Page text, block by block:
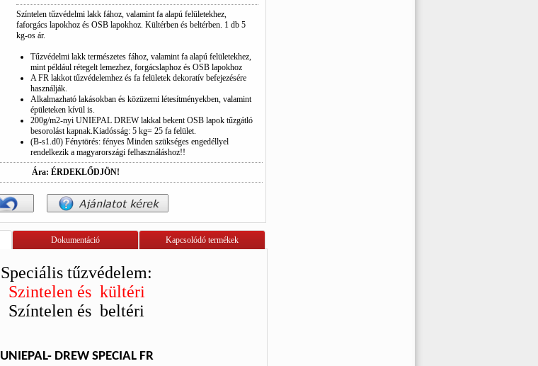
Színtelen tűzvédelmi lakk fához, valamint fa alapú felületekhez,
faforgács lapokhoz és OSB lapokhoz. Kültérben és beltérben. 1 db 5
kg-os ár.
Tűzvédelmi lakk természetes fához, valamint fa alapú felületekhez,
mint például rétegelt lemezhez, forgácslaphoz és OSB lapokhoz
A FR lakkot tűzvédelemhez és fa felületek dekoratív befejezésére
használják.
Alkalmazható lakásokban és közüzemi létesítményekben, valamint
épületeken kívül is.
200g/m2-nyi UNIEPAL DREW lakkal bekent OSB lapok tűzgátló
besorolást kapnak.Kiadósság: 5 kg= 25 fa felület.
(B-s1.d0) Fénytörés: fényes Minden szükséges engedéllyel
rendelkezik a magyarországi felhasználáshoz!!
Ára: ÉRDEKLŐDJÖN!
Dokumentáció Kapcsolódó termékek
Speciális tűzvédelem:
Szintelen és kültéri
Színtelen és beltéri
UNIEPAL- DREW SPECIAL FR